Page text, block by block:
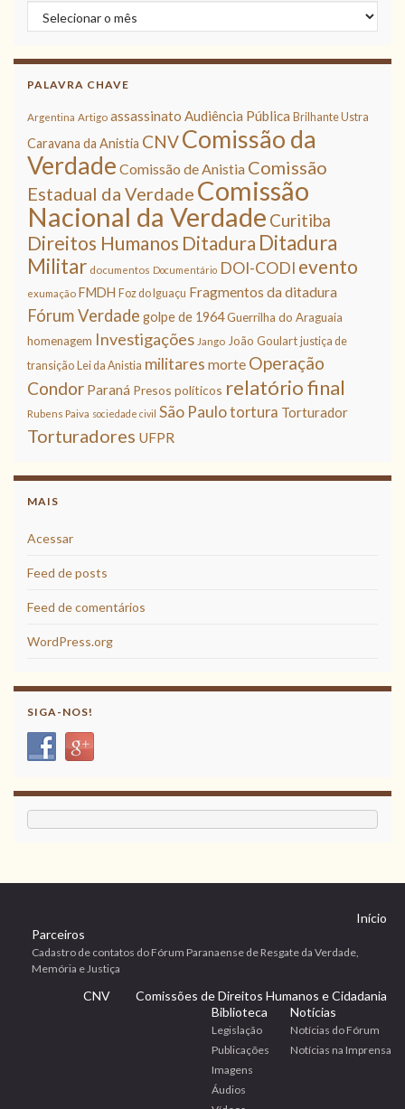
Arquivos
PALAVRA CHAVE
Argentina Artigo assassinato Audiência Pública Brilhante Ustra
Caravana da Anistia CNVComissão da
Verdade Comissão de Anistia Comissão
Estadual da Verdade Comissão
Nacional da Verdade Curitiba
Direitos Humanos Ditadura Ditadura
Militar documentos Documentário DOI-CODI evento
exumação FMDH Foz do Iguaçu Fragmentos da ditadura
Fórum Verdade golpe de 1964Guerrilha do Araguaia
homenagem Investigações Jango João Goulart justiça de
transição Lei da Anistia militares morte Operação
Condor Paraná Presos políticos relatório final
Rubens Paiva sociedade civil São Paulotortura Torturador
Torturadores UFPR
MAIS
Acessar
Feed de posts
Feed de comentários
WordPress.org
SIGA-NOS!
Início
Parceiros
Cadastro de contatos do Fórum Paranaense de Resgate da Verdade,
Memória e Justiça
CNV
Comissões de Direitos Humanos e Cidadania
Biblioteca
Legislação
Publicações
Imagens
Áudios
Notícias
Notícias do Fórum
Notícias na Imprensa